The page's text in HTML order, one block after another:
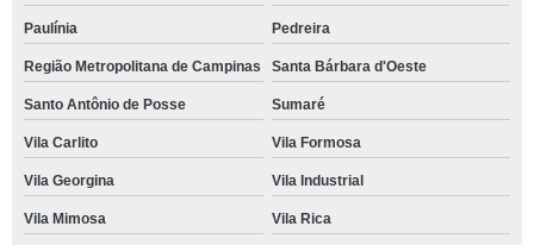
Paulínia Pedreira
Região Metropolitana de Campinas Santa Bárbara d'Oeste
Santo Antônio de Posse Sumaré
Vila Carlito Vila Formosa
Vila Georgina Vila Industrial
Vila Mimosa Vila Rica